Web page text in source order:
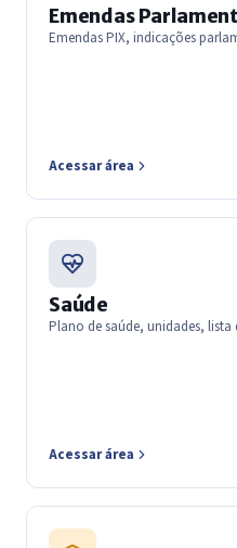
Emendas
Emendas PIX, indicações
Acessar área
Saúde
Plano de saúde, unidades, lista
Acessar área